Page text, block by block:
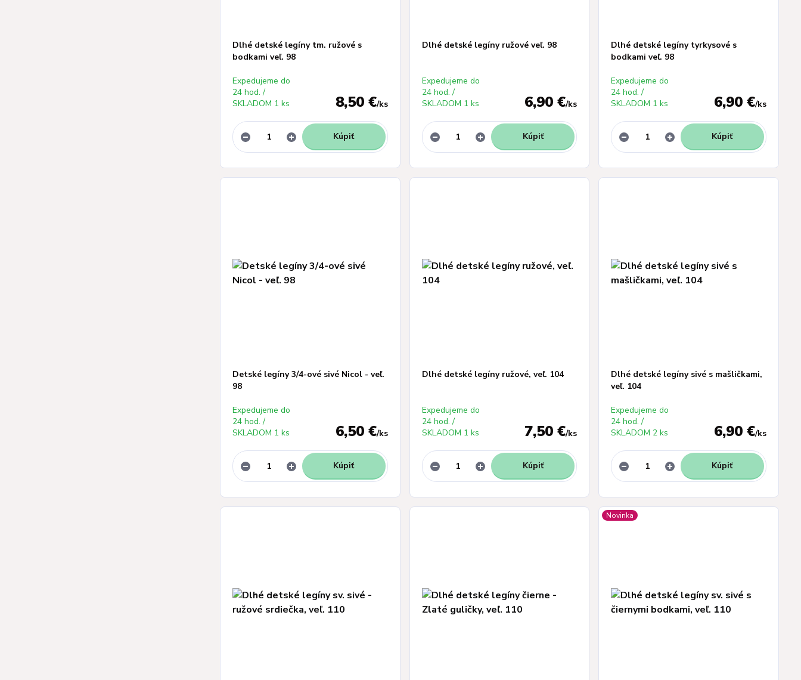
Dlhé detské legíny tm. ružové s
bodkami veľ. 98
8,50 €/ks
Expedujeme do
24 hod. /
SKLADOM 1 ks
Kúpiť
Dlhé detské legíny ružové veľ. 98
6,90 €/ks
Expedujeme do
24 hod. /
SKLADOM 1 ks
Kúpiť
Dlhé detské legíny tyrkysové s
bodkami veľ. 98
6,90 €/ks
Expedujeme do
24 hod. /
SKLADOM 1 ks
Kúpiť
Detské legíny 3/4-ové sivé Nicol - veľ.
98
6,50 €/ks
Expedujeme do
24 hod. /
SKLADOM 1 ks
Kúpiť
Dlhé detské legíny ružové, veľ. 104
7,50 €/ks
Expedujeme do
24 hod. /
SKLADOM 1 ks
Kúpiť
Dlhé detské legíny sivé s mašličkami,
veľ. 104
6,90 €/ks
Expedujeme do
24 hod. /
SKLADOM 2 ks
Kúpiť
Novinka